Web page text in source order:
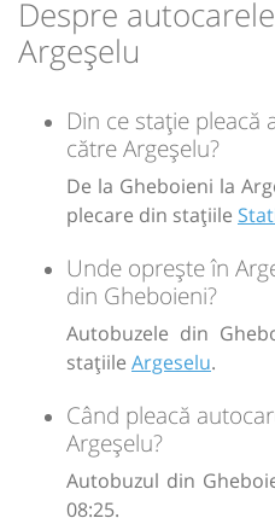
-
Sursa: GRUP ATYC SRL
Despre
Argeșelu
Din ce stație pleacă
către Argeșelu?
De la Gheboieni la
plecare din stațiile
Unde oprește în
din Gheboieni?
Autobuzele din
stațiile Argeselu.
Când pleacă
Argeșelu?
Autobuzul din
08:25.